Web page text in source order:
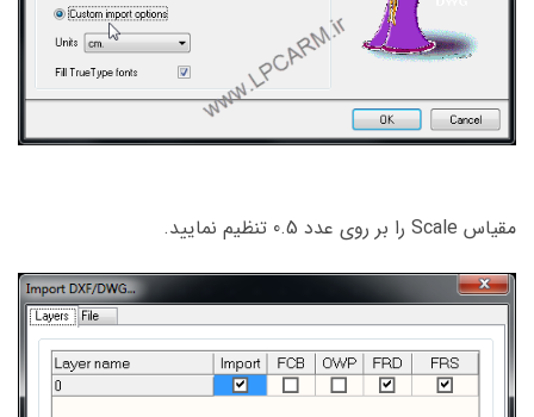
مقیاس Scale را بر روی عدد 0.5 تنظیم نمایید.